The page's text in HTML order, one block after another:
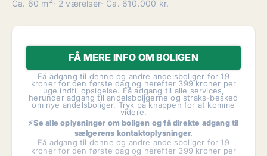
Ca. 60 m 2 værelser Ca. 610.000 kr.
FÅ MERE INFO OM BOLIGEN
Få adgang til denne og andre andelsboliger for 19
kroner for den første dag og herefter 399 kroner per
uge indtil opsigelse. Få adgang til alle services,
herunder adgang til andelsboligerne og straks-besked
om nye andelsboliger. Tryk på knappen for at komme
videre.
⚡Se alle oplysninger om boligen og få direkte adgang til
sælgerens kontaktoplysninger.
Få adgang til denne og andre andelsboliger for 19
kroner for den første dag og herefter 399 kroner per